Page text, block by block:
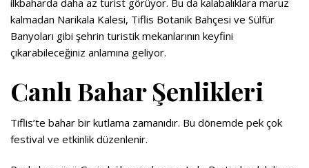
ilkbaharda daha az turist görüyor. Bu da kalabalıklara maruz
kalmadan Narikala Kalesi, Tiflis Botanik Bahçesi ve Sülfür
Banyoları gibi şehrin turistik mekanlarının keyfini
çıkarabileceğiniz anlamına geliyor.
Canlı Bahar Şenlikleri
Tiflis’te bahar bir kutlama zamanıdır. Bu dönemde pek çok
festival ve etkinlik düzenlenir.